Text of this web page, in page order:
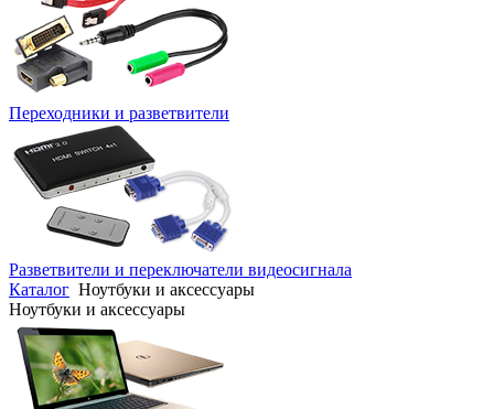
Переходники и разветвители
Разветвители и переключатели видеосигнала
Каталог Ноутбуки и аксессуары
Ноутбуки и аксессуары